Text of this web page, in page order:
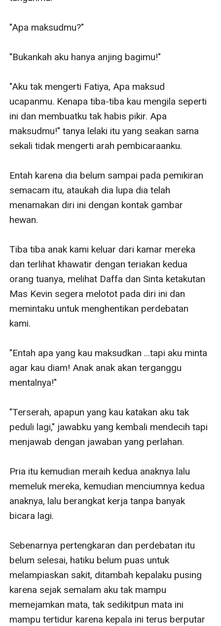
"Apa maksudmu?"
"Bukankah aku hanya anjing bagimu!"
"Aku tak mengerti Fatiya, Apa maksud
ucapanmu. Kenapa tiba-tiba kau mengila seperti
ini dan membuatku tak habis pikir. Apa
maksudmu!" tanya lelaki itu yang seakan sama
sekali tidak mengerti arah pembicaraanku.
Entah karena dia belum sampai pada pemikiran
semacam itu, ataukah dia lupa dia telah
menamakan diri ini dengan kontak gambar
hewan.
Tiba tiba anak kami keluar dari kamar mereka
dan terlihat khawatir dengan teriakan kedua
orang tuanya, melihat Daffa dan Sinta ketakutan
Mas Kevin segera melotot pada diri ini dan
memintaku untuk menghentikan perdebatan
kami.
"Entah apa yang kau maksudkan ...tapi aku minta
agar kau diam! Anak anak akan terganggu
mentalnya!"
"Terserah, apapun yang kau katakan aku tak
peduli lagi," jawabku yang kembali mendecih tapi
menjawab dengan jawaban yang perlahan.
Pria itu kemudian meraih kedua anaknya lalu
memeluk mereka, kemudian menciumnya kedua
anaknya, lalu berangkat kerja tanpa banyak
bicara lagi.
Sebenarnya pertengkaran dan perdebatan itu
belum selesai, hatiku belum puas untuk
melampiaskan sakit, ditambah kepalaku pusing
karena sejak semalam aku tak mampu
memejamkan mata, tak sedikitpun mata ini
mampu tertidur karena kepala ini terus berputar